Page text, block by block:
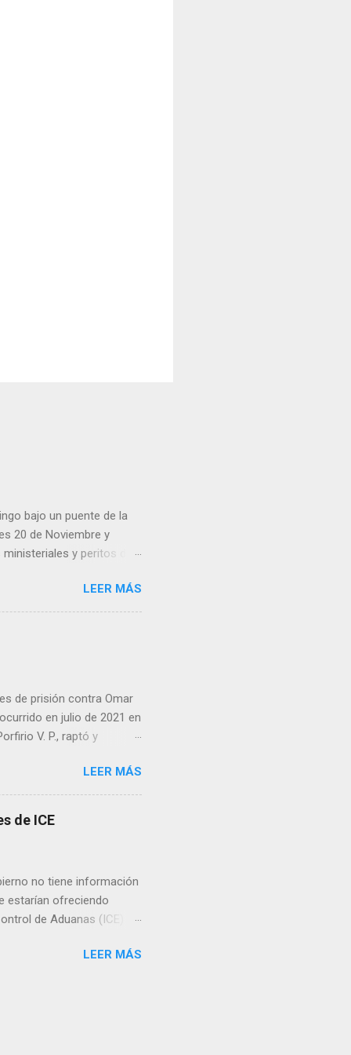
bajo un puente de la
20 de Noviembre y
y peritos de
su identidad.LEER MÁS
de prisión contra Omar
en julio de 2021 en
V. P., raptó y
ordenó que la pena se
además de imponer el
Cabe recordar que en
LEER MÁS
de ICE
no tiene información
estarían ofreciendo
de Aduanas (ICE) de
ni ella ni el secretario
LEER MÁS